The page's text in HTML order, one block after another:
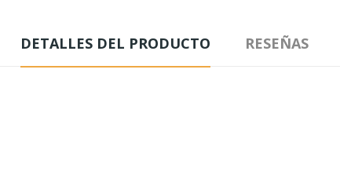
DETALLES DEL PRODUCTO RESEÑAS